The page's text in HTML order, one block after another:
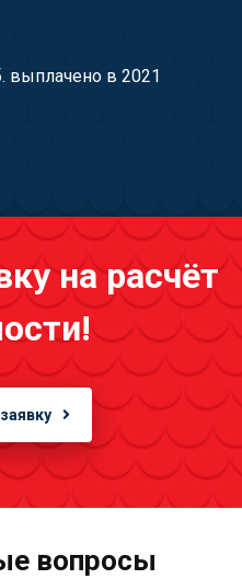
выплачено в 2021
на расчёт
вопросы